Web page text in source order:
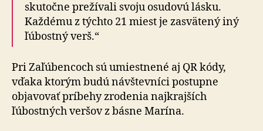
skutočne prežívali svoju osudovú lásku.
Každému z týchto 21 miest je zasvätený iný
ľúbostný verš.“
Pri Zaľúbencoch sú umiestnené aj QR kódy,
vďaka ktorým budú návštevníci postupne
objavovať príbehy zrodenia najkrajších
ľúbostných veršov z básne Marína.